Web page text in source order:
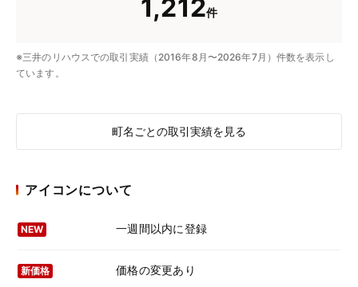
1,212件
※三井のリハウスでの取引実績（2016年8月〜2026年7月）件数を表示し
ています。
町名ごとの取引実績を見る
アイコンについて
NEW 一週間以内に登録
新価格 価格の変更あり